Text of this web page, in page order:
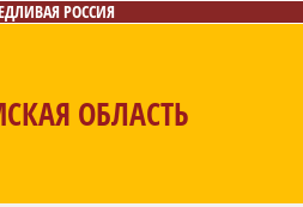
РОССИЯ
ОБЛАСТЬ